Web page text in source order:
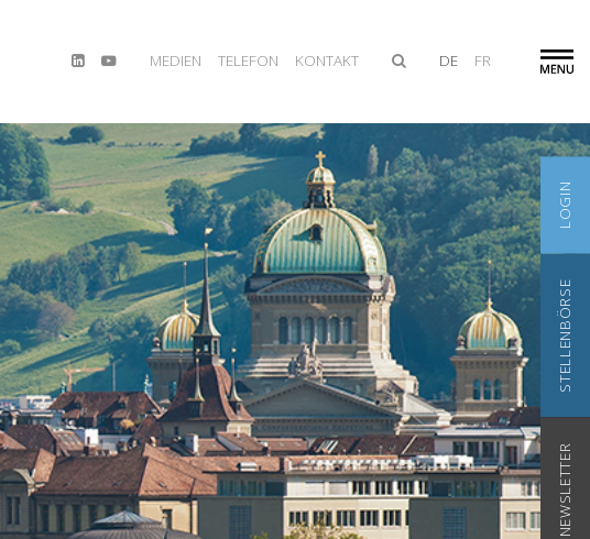
MEDIEN TELEFON KONTAKT DE FR
LOGIN
STELLENBÖRSE
NEWSLETTER